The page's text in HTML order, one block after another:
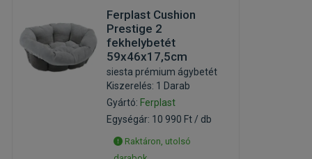
Ferplast Cushion
Prestige 2
fekhelybetét
59x46x17,5cm
siesta prémium ágybetét
Kiszerelés: 1 Darab
Gyártó: Ferplast
Egységár: 10 990 Ft / db
Raktáron, utolsó